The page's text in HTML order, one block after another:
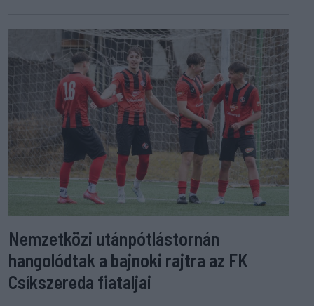
Nemzetközi utánpótlástornán
hangolódtak a bajnoki rajtra az FK
Csíkszereda fiataljai